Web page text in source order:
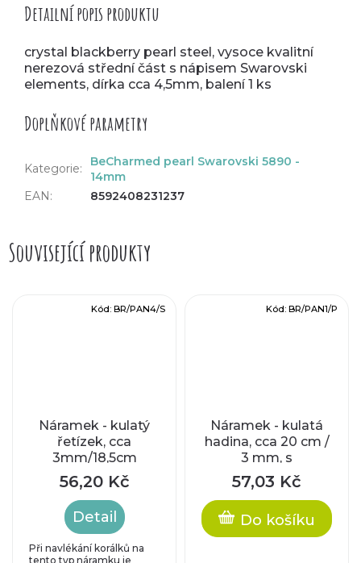
Detailní popis produktu
crystal blackberry pearl steel, vysoce kvalitní
nerezová střední část s nápisem Swarovski
elements, dírka cca 4,5mm, balení 1 ks
Doplňkové parametry
Kategorie:
BeCharmed pearl Swarovski 5890 -
14mm
EAN: 8592408231237
Související produkty
Náramek - kulatý
řetízek, cca
3mm/18,5cm
56,20 Kč
Detail
Při navlékání korálků na
tento typ náramku je
Kód: BR/PAN4/S
Náramek - kulatá
hadina, cca 20 cm /
3 mm, s
prodlužovacím
řetízkem cca 4 cm
57,03 Kč
Do košíku
Kód: BR/PAN1/P